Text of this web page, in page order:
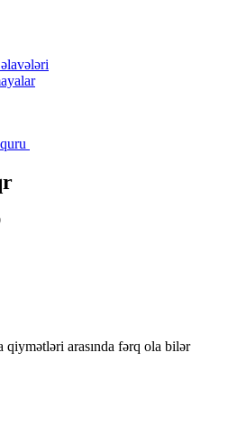
qiymətləri arasında fərq ola bilər